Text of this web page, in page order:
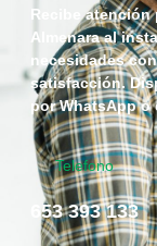
Recibe atención
Almenara al
necesidades
satisfacción.
por WhatsApp o
Telefono
653 393 133